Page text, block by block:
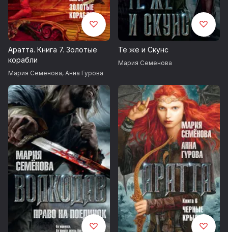
Аратта. Книга 7. Золотые
корабли
Мария Семенова, Анна Гурова
Те же и Скунс
Мария Семенова